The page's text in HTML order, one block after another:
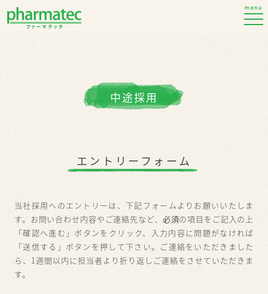
menu
中途採用
エントリーフォーム
当社採用へのエントリーは、下記フォームよりお願いいたしま
す。お問い合わせ内容やご連絡先など、 必須の項目をご記入の上
「確認へ進む」ボタンをクリック、入力内容に問題がなければ
「送信する」ボタンを押して下さい。ご連絡をいただきました
ら、1週間以内に担当者より折り返しご連絡をさせていただきま
す。